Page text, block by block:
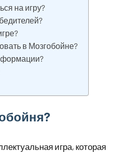
на игру?
в Мозгобойне?
игра, которая